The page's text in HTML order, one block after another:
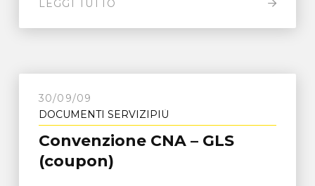
LEGGI TUTTO
30/09/09
DOCUMENTI SERVIZIPIÙ
Convenzione CNA – GLS
(coupon)